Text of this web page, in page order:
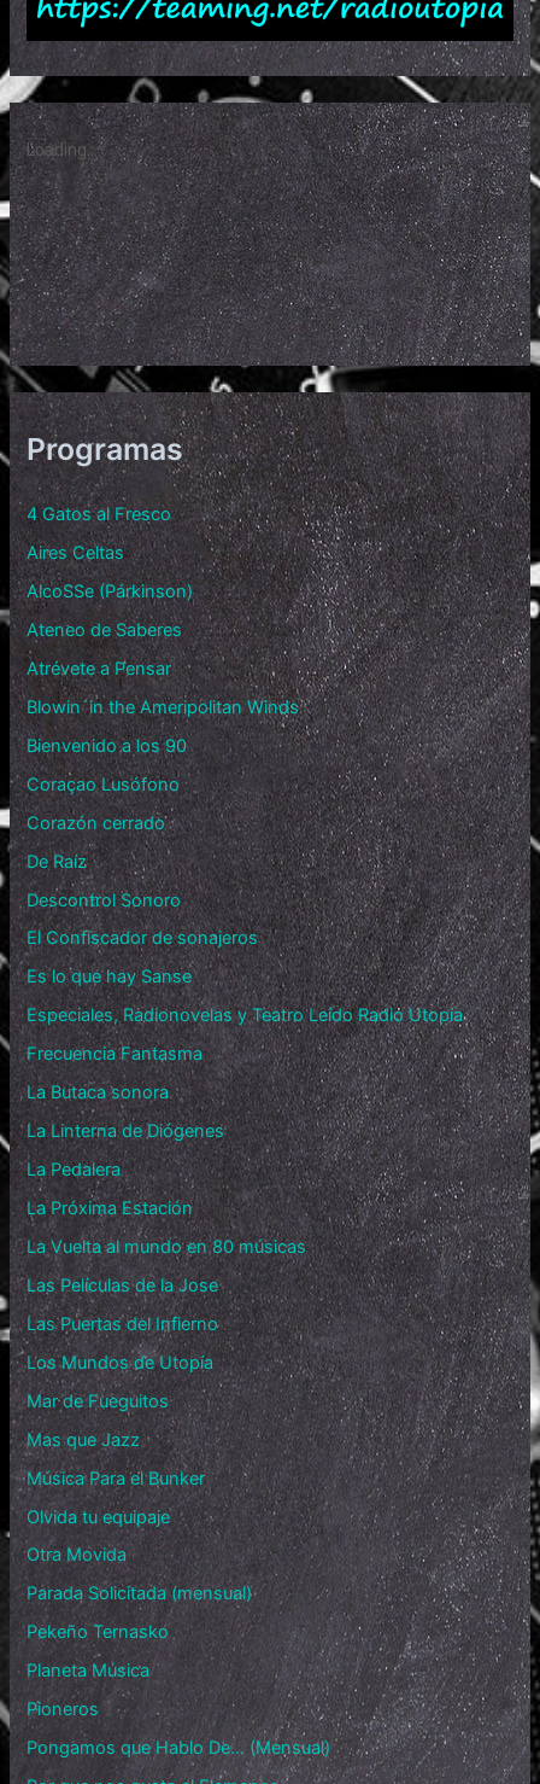
Programas
4 Gatos al Fresco
Aires Celtas
AlcoSSe (Párkinson)
Ateneo de Saberes
Atrévete a Pensar
Blowin´in the Ameripolitan Winds
Bienvenido a los 90
Coraçao Lusófono
Corazón cerrado
De Raíz
Descontrol Sonoro
El Confiscador de sonajeros
Es lo que hay Sanse
Especiales, Radionovelas y Teatro Leído Radio Utopía
Frecuencia Fantasma
La Butaca sonora
La Linterna de Diógenes
La Pedalera
La Próxima Estación
La Vuelta al mundo en 80 músicas
Las Películas de la Jose
Las Puertas del Infierno
Los Mundos de Utopía
Mar de Fueguitos
Mas que Jazz
Música Para el Bunker
Olvida tu equipaje
Otra Movida
Parada Solicitada (mensual)
Pekeño Ternasko
Planeta Música
Pioneros
Pongamos que Hablo De… (Mensual)